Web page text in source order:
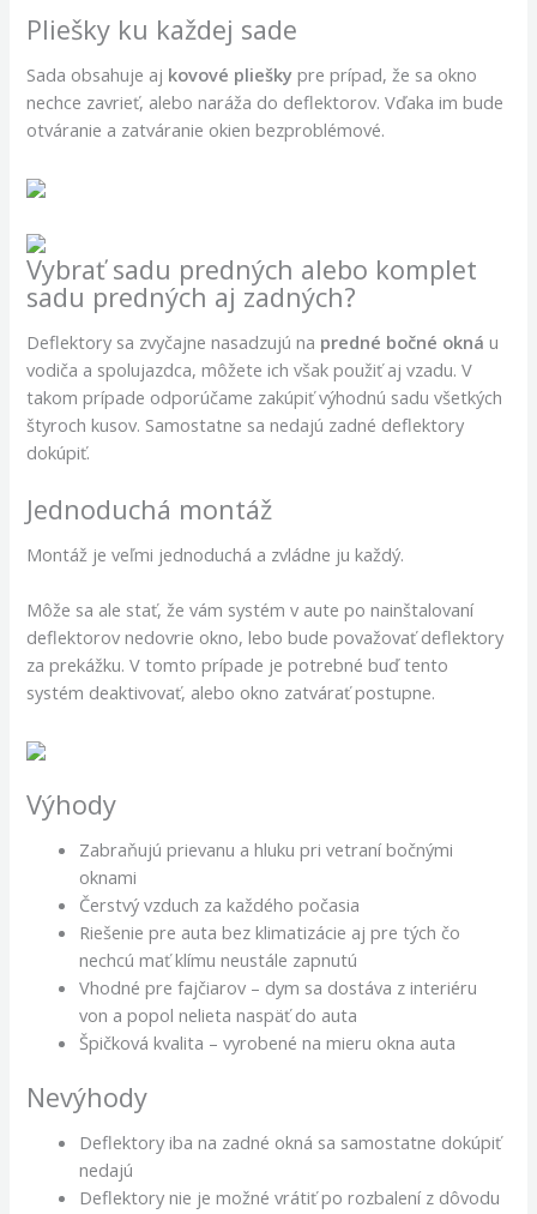
Pliešky ku každej sade
Sada obsahuje aj kovové plieškypre prípad, že sa okno
nechce zavrieť, alebo naráža do deflektorov. Vďaka im bude
otváranie a zatváranie okien bezproblémové.
Vybrať sadu predných alebo komplet
sadu predných aj zadných?
Deflektory sa zvyčajne nasadzujú na predné bočné oknáu
vodiča a spolujazdca, môžete ich však použiť aj vzadu. V
takom prípade odporúčame zakúpiť výhodnú sadu všetkých
štyroch kusov. Samostatne sa nedajú zadné deflektory
dokúpiť.
Jednoduchá montáž
Montáž je veľmi jednoduchá a zvládne ju každý.
Môže sa ale stať, že vám systém v aute po nainštalovaní
deflektorov nedovrie okno, lebo bude považovať deflektory
za prekážku. V tomto prípade je potrebné buď tento
systém deaktivovať, alebo okno zatvárať postupne.
Výhody
Zabraňujú prievanu a hluku pri vetraní bočnými
oknami
Čerstvý vzduch za každého počasia
Riešenie pre auta bez klimatizácie aj pre tých čo
nechcú mať klímu neustále zapnutú
Vhodné pre fajčiarov – dym sa dostáva z interiéru
von a popol nelieta naspäť do auta
Špičková kvalita – vyrobené na mieru okna auta
Nevýhody
Deflektory iba na zadné okná sa samostatne dokúpiť
nedajú
Deflektory nie je možné vrátiť po rozbalení z dôvodu